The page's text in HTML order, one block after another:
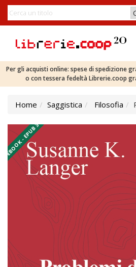
Per gli acquisti online: spese di spedizione
o con tessera fedeltà Librerie.coop
Home Saggistica Filosofia
EBOOK - EPUB 3